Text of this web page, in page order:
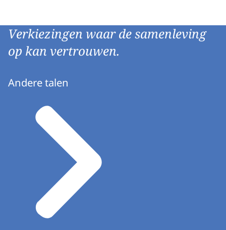
Verkiezingen waar de samenleving
op kan vertrouwen.
Andere talen